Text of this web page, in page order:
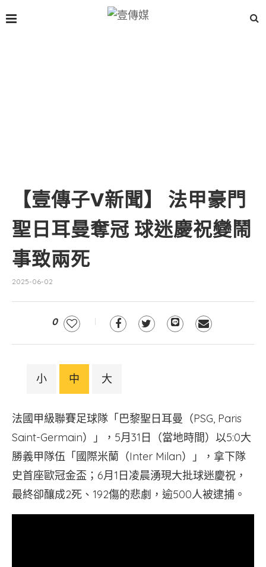
【壹傳子V新聞】 法甲豪門
聖日耳曼奪冠 球迷慶祝變鬧
事致兩死
2025-06-02
0
小 中 大
法國甲級聯賽足球隊「巴黎聖日耳曼（PSG, Paris
Saint-Germain）」，5月31日（當地時間）以5:0大
勝義甲隊伍「國際米蘭（Inter Milan）」，拿下隊
史首座歐冠金盃；6月1日凌晨湧現大批球迷慶祝，
最終卻釀成2死、192傷的悲劇，逾500人被逮捕。